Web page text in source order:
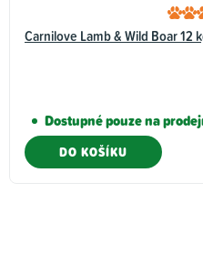
Carnilove Lamb & Wild Boar 12
Dostupné pouze na
DO KOŠÍKU